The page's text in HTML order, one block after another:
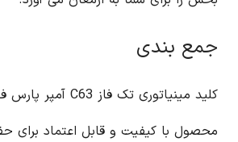
جمع بندی
محصول با کیفیت و قابل اعتماد برای